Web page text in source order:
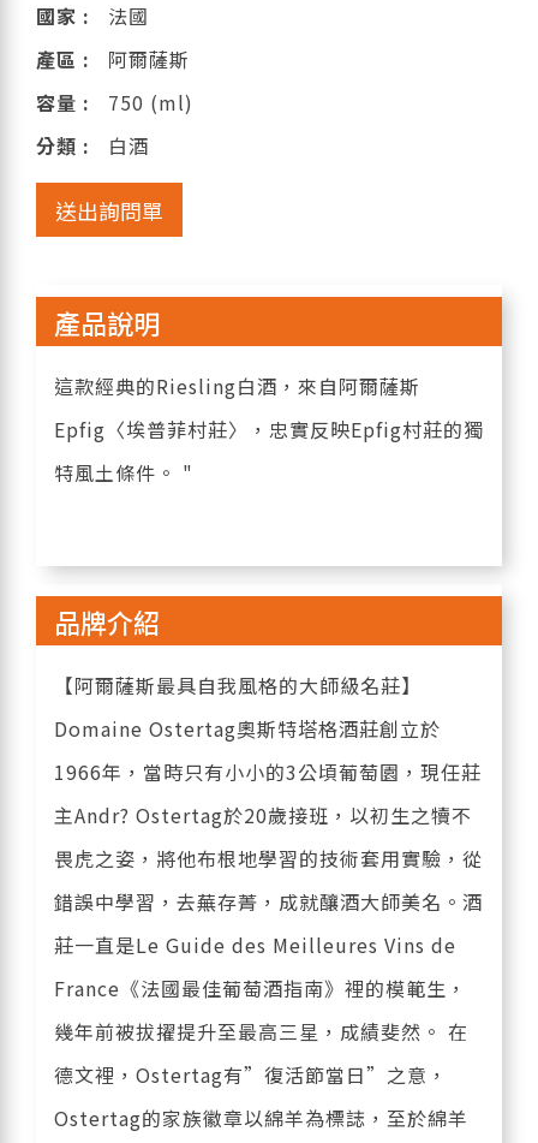
國家 :
法國
產區 :
阿爾薩斯
容量 :
750 (ml)
分類 :
白酒
送出詢問單
產品說明
這款經典的Riesling白酒，來自阿爾薩斯
Epfig〈埃普菲村莊〉，忠實反映Epfig村莊的獨
特風土條件。 "
品牌介紹
【阿爾薩斯最具自我風格的大師級名莊】
Domaine Ostertag奧斯特塔格酒莊創立於
1966年，當時只有小小的3公頃葡萄園，現任莊
主Andr? Ostertag於20歲接班，以初生之犢不
畏虎之姿，將他布根地學習的技術套用實驗，從
錯誤中學習，去蕪存菁，成就釀酒大師美名。酒
莊一直是Le Guide des Meilleures Vins de
France《法國最佳葡萄酒指南》裡的模範生，
幾年前被拔擢提升至最高三星，成績斐然。 在
德文裡，Ostertag有”復活節當日”之意，
Ostertag的家族徽章以綿羊為標誌，至於綿羊